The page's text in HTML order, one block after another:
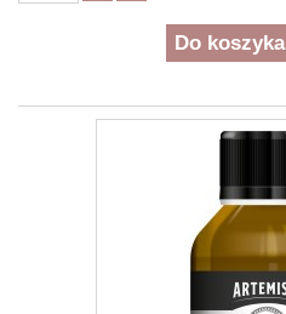
Do koszyka